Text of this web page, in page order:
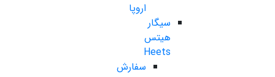
اروپا
سیگار
هیتس
Heets
سفارش